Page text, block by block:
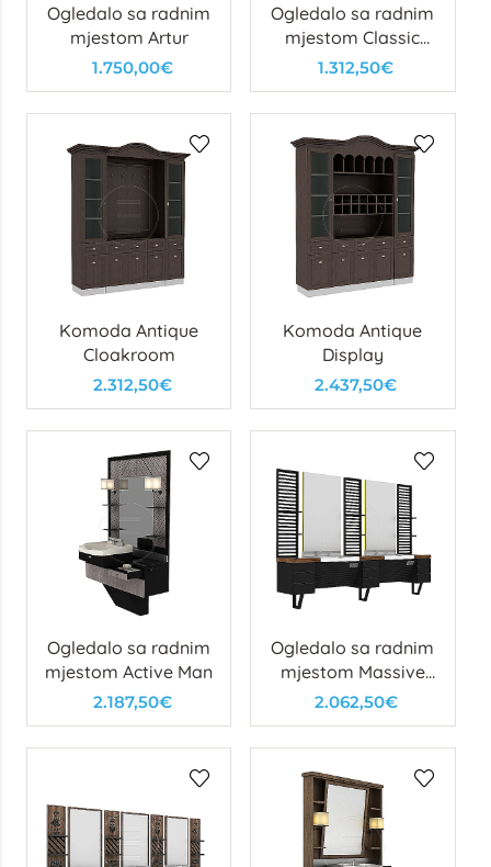
Ogledalo sa radnim
mjestom Artur
1.750,00€
Ogledalo sa radnim
mjestom Classic
Man
1.312,50€
Komoda Antique
Cloakroom
2.312,50€
Komoda Antique
Display
2.437,50€
Ogledalo sa radnim
mjestom Active Man
2.187,50€
Ogledalo sa radnim
mjestom Massive
Man
2.062,50€